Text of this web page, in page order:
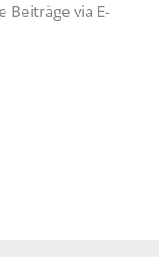
Beiträge via E-